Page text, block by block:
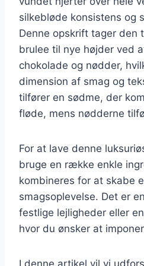
silkebløde konsistens og
Denne opskrift tager den
brulee til nye højder ved
chokolade og nødder,
dimension af smag og
tilfører en sødme, der
fløde, mens nødderne
For at lave denne
bruge en række enkle
kombineres for at skabe
smagsoplevelse. Det er
festlige lejligheder eller
hvor du ønsker at
I denne artikel vil vi